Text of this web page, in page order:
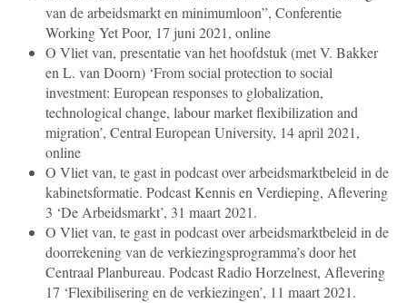
van de arbeidsmarkt en minimumloon”, Conferentie
Working Yet Poor, 17 juni 2021, online
O Vlietvan, presentatie van het hoofdstuk (met V. Bakker
en L. van Doorn) ‘From social protection to social
investment: European responses to globalization,
technological change, labour market flexibilization and
migration’, Central European University, 14 april 2021,
online
O Vliet van, te gast in podcast over arbeidsmarktbeleid in de
kabinetsformatie. Podcast Kennis en Verdieping, Aflevering
3 ‘De Arbeidsmarkt’, 31 maart 2021.
O Vliet van, te gast in podcast over arbeidsmarktbeleid in de
doorrekening van de verkiezingsprogramma’s door het
Centraal Planbureau. Podcast Radio Horzelnest, Aflevering
17 ‘Flexibilisering en de verkiezingen’, 11 maart 2021.